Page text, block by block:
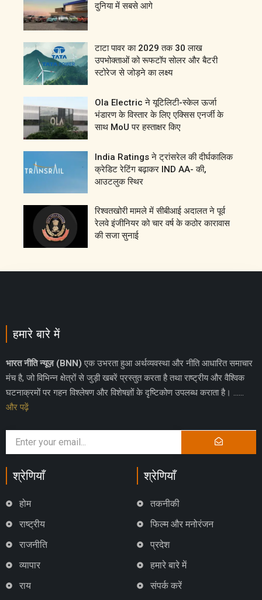
दुनिया में सबसे आगे
टाटा पावर का 2029 तक 30 लाख
उपभोक्ताओं को रूफटॉप सोलर और बैटरी
स्टोरेज से जोड़ने का लक्ष्य
Ola Electric ने यूटिलिटी-स्केल ऊर्जा
भंडारण के विस्तार के लिए एक्सिस एनर्जी के
साथ MoU पर हस्ताक्षर किए
India Ratings ने ट्रांसरेल की दीर्घकालिक
क्रेडिट रेटिंग बढ़ाकर IND AA- की,
आउटलुक स्थिर
रिश्वतखोरी मामले में सीबीआई अदालत ने पूर्व
रेलवे इंजीनियर को चार वर्ष के कठोर कारावास
की सजा सुनाई
हमारे बारे में
भारत नीति न्यूज़ (BNN) एक उभरता हुआ अर्थव्यवस्था और नीति आधारित समाचार
मंच है, जो विभिन्न क्षेत्रों से जुड़ी खबरें प्रस्तुत करता है तथा राष्ट्रीय और वैश्विक
घटनाक्रमों पर गहन विश्लेषण और विशेषज्ञों के दृष्टिकोण उपलब्ध कराता है। ……
और पढ़ें
श्रेणियाँ
होम
राष्ट्रीय
राजनीति
व्यापार
राय
श्रेणियाँ
तकनीकी
फिल्म और मनोरंजन
प्रदेश
हमारे बारे में
संपर्क करें